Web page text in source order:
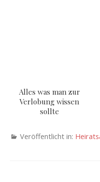
Alles was man zur
Verlobung wissen
sollte
Veröffentlicht in: